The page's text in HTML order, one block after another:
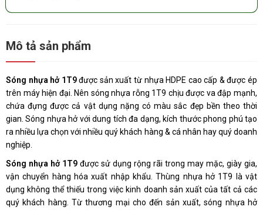
Mô tả sản phẩm
Sóng nhựa hở 1T9được sản xuất từ nhựa HDPE cao cấp & được ép
trên máy hiện đại. Nên sóng nhựa rỗng 1T9 chịu được va đập mạnh,
chứa đựng được cả vật dụng nặng có màu sắc đẹp bền theo thời
gian. Sóng nhựa hở với dung tích đa dạng, kích thước phong phú tạo
ra nhiều lựa chọn với nhiều quý khách hàng & cá nhân hay quý doanh
nghiệp.
Sóng nhựa hở 1T9 được sử dụng rộng rãi trong may mặc, giày gia,
vận chuyển hàng hóa xuất nhập khẩu. Thùng nhựa hở 1T9 là vật
dụng không thể thiếu trong việc kinh doanh sản xuất của tất cả các
quý khách hàng. Từ thương mại cho đến sản xuất, sóng nhựa hở